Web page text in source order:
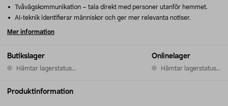
Butikslager
Hämtar lagerstatus...
Onlinelager
Hämtar lagerstatus...
Tvåvägskommunikation – tala direkt med personer utanför hemmet.
AI-teknik identifierar människor och ger mer relevanta notiser.
Mer information
Produktinformation